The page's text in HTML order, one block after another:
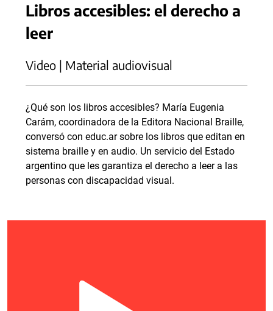
Libros accesibles: el derecho a
leer
Video | Material audiovisual
¿Qué son los libros accesibles? María Eugenia
Carám, coordinadora de la Editora Nacional Braille,
conversó con educ.ar sobre los libros que editan en
sistema braille y en audio. Un servicio del Estado
argentino que les garantiza el derecho a leer a las
personas con discapacidad visual.